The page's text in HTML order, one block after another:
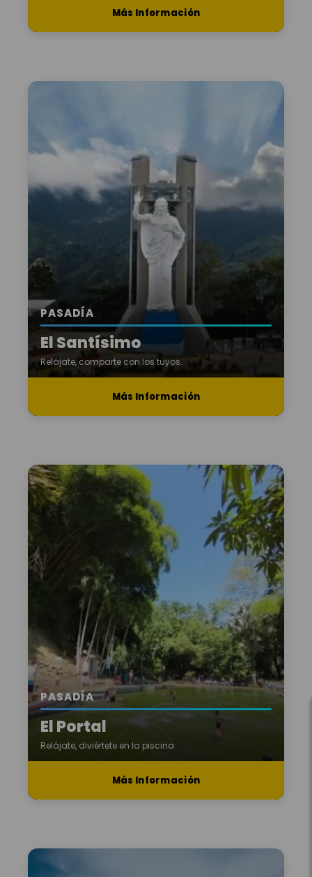
Más Información
PASADÍA
El Santísimo
Relájate, comparte con los tuyos.
Más Información
PASADÍA
El Portal
Relájate, diviértete en la piscina
Más Información